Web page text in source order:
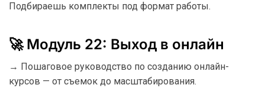
Подбираешь комплекты под формат работы.
🚀 Модуль 22: Выход в онлайн
→ Пошаговое руководство по созданию онлайн-
курсов — от съемок до масштабирования.